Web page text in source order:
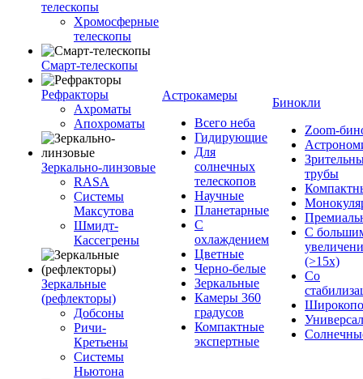
телескопы
Хромосферные
телескопы
Смарт-телескопы
Рефракторы
Ахроматы
Апохроматы
Зеркально-линзовые
RASA
Системы
Максутова
Шмидт-
Кассегрены
Зеркальные
(рефлекторы)
Добсоны
Ричи-
Кретьены
Системы
Ньютона
Астрокамеры
Всего неба
Гидирующие
Для
солнечных
телескопов
Научные
Планетарные
С
охлаждением
Цветные
Черно-белые
Зеркальные
Камеры 360
градусов
Компактные
экспертные
Бинокли
Zoom-
трубы
С
(>15x)
Со